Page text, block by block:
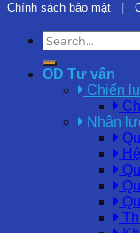
Chính sách bảo mật
OD Tư vấn
Chiến
Nhân